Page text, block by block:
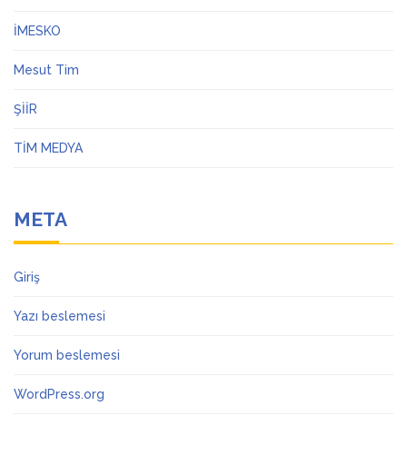
İMESKO
Mesut Tim
ŞİİR
TİM MEDYA
META
Giriş
Yazı beslemesi
Yorum beslemesi
WordPress.org